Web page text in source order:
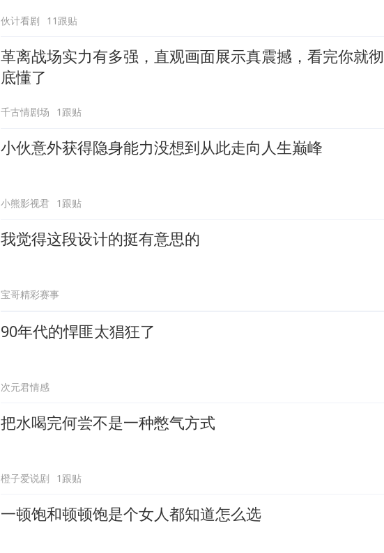
伙计看剧 11跟贴
革离战场实力有多强，直观画面展示真震撼，看完你就彻
底懂了
千古情剧场 1跟贴
小伙意外获得隐身能力没想到从此走向人生巅峰
小熊影视君 1跟贴
我觉得这段设计的挺有意思的
宝哥精彩赛事
90年代的悍匪太猖狂了
次元君情感
把水喝完何尝不是一种憋气方式
橙子爱说剧 1跟贴
一顿饱和顿顿饱是个女人都知道怎么选